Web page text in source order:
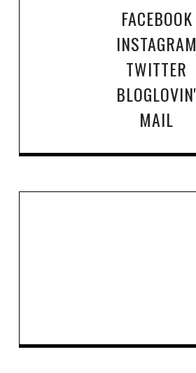
FACEBOOK
INSTAGRAM
TWITTER
BLOGLOVIN'
MAIL